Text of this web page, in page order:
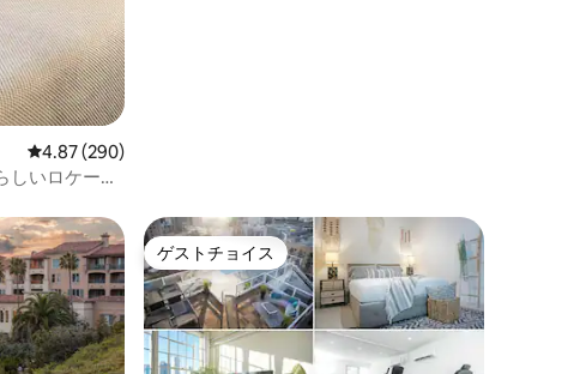
価
レビュー290件、5つ星中4.87つ星の平均評価
4.87 (290)
しいロケーシ
ゲストチョイス
ゲストチョイス